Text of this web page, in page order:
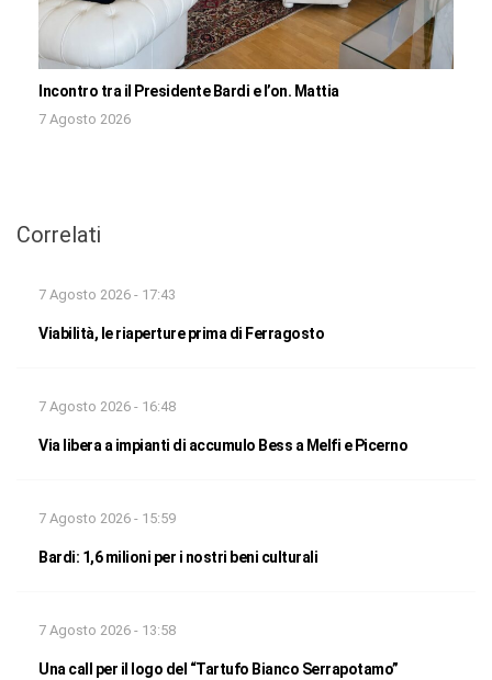
Incontro tra il Presidente Bardi e l’on. Mattia
7 Agosto 2026
Correlati
7 Agosto 2026 - 17:43
Viabilità, le riaperture prima di Ferragosto
7 Agosto 2026 - 16:48
Via libera a impianti di accumulo Bess a Melfi e Picerno
7 Agosto 2026 - 15:59
Bardi: 1,6 milioni per i nostri beni culturali
7 Agosto 2026 - 13:58
Una call per il logo del “Tartufo Bianco Serrapotamo”